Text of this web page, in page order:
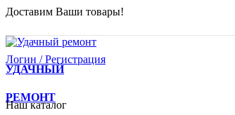
Доставим Ваши товары!
Логин / Регистрация
УДАЧНЫЙ
РЕМОНТ
Наш каталог